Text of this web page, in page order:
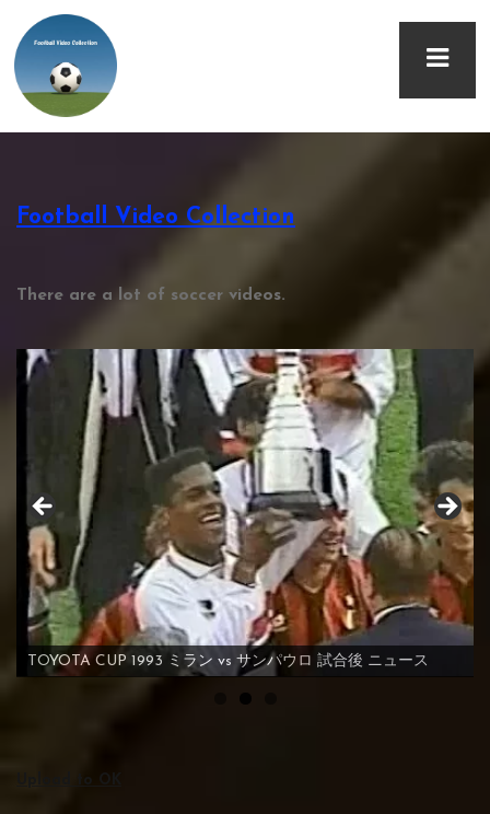
Football Video Collection
There are a lot of soccer videos.
TOYOTA CUP 2004 FCポルト vs オンセ・カルダス FC
PORTO vs ONCE CALDAS